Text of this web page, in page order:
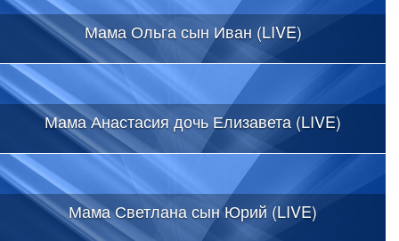
Мама Ольга сын Иван (LIVE)
Мама Анастасия дочь Елизавета (LIVE)
Мама Светлана сын Юрий (LIVE)